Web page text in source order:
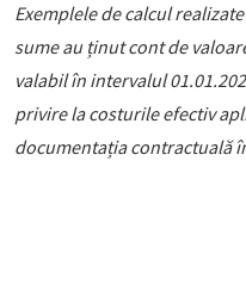
Exemplele de calcul
sume au ținut cont de
valabil în intervalul
privire la costurile efectiv
documentația contractuală